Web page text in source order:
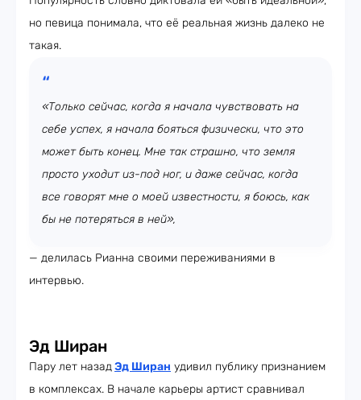
но певица понимала, что её реальная жизнь далеко не
такая.
«Только сейчас, когда я начала чувствовать на
себе успех, я начала бояться физически, что это
может быть конец. Мне так страшно, что земля
просто уходит из-под ног, и даже сейчас, когда
все говорят мне о моей известности, я боюсь, как
бы не потеряться в ней»,
— делилась Рианна своими переживаниями в
интервью.
Эд Ширан
Пару лет назадЭд Ширан удивил публику признанием
в комплексах. В начале карьеры артист сравнивал